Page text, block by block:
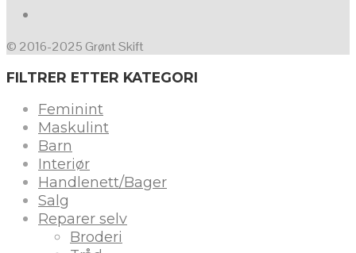
© 2016-2025 Grønt Skift
FILTRER ETTER KATEGORI
Feminint
Maskulint
Barn
Interiør
Handlenett/Bager
Salg
Reparer selv
Broderi